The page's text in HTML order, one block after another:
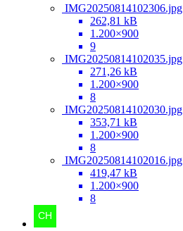
IMG20250814102306.jpg
262,81 kB
1.200×900
9
IMG20250814102035.jpg
271,26 kB
1.200×900
8
IMG20250814102030.jpg
353,71 kB
1.200×900
8
IMG20250814102016.jpg
419,47 kB
1.200×900
8